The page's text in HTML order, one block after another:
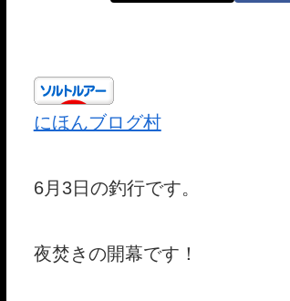
にほんブログ村
6月3日の釣行です。
夜焚きの開幕です！